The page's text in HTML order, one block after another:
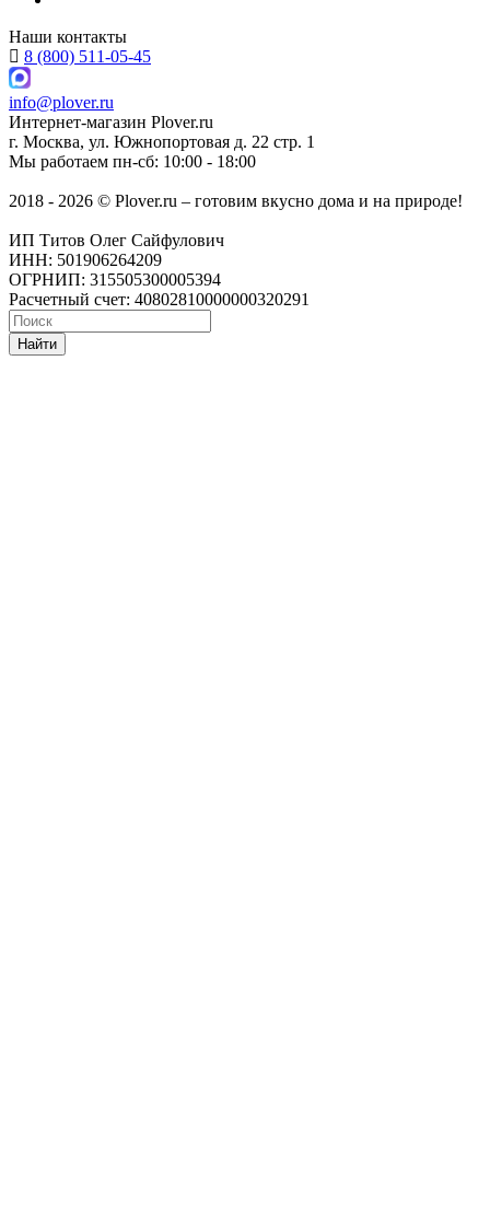
Наши контакты
8 (800) 511-05-45
info@plover.ru
Интернет-магазин Plover.ru
г. Москва, ул. Южнопортовая д. 22 стр. 1
Мы работаем пн-сб: 10:00 - 18:00
2018 - 2026 © Plover.ru – готовим вкусно дома и на природе!
ИП Титов Олег Сайфулович
ИНН: 501906264209
ОГРНИП: 315505300005394
Расчетный счет: 40802810000000320291
Найти